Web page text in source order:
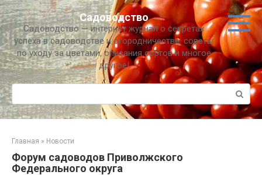
Перейти
к
контенту
Садоводство
Садоводство — интернет журнал о секретах
успеха в садоводстве и огородничестве, советы
по уходу за цветами, описания сортов и многое
другое!
Поиск:
Главная » Новости
Форум садоводов Приволжского
Федерального округа